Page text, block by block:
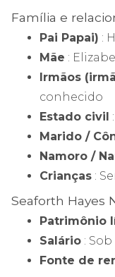
Família e
Pai Papai) :
Mãe :
Irmãos
conhecido
Estado civil
Marido /
Namoro /
Crianças :
Seaforth Hayes
Patrimônio
Salário :
Fonte de